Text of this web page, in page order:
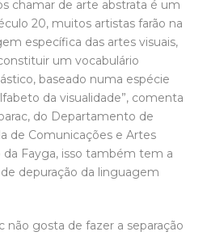
chamar de arte abstrata é um
20, muitos artistas farão na
específica das artes visuais,
um vocabulário
baseado numa espécie
da visualidade”, comenta
do Departamento de
de Comunicações e Artes
da Fayga, isso também tem a
depuração da linguagem
não gosta de fazer a separação